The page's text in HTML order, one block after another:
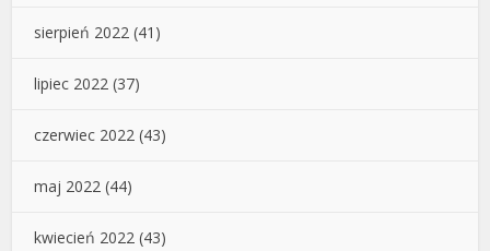
sierpień 2022 (41)
lipiec 2022 (37)
czerwiec 2022 (43)
maj 2022 (44)
kwiecień 2022 (43)